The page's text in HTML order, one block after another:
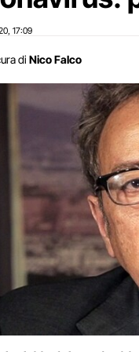
17:09
di Nico Falco